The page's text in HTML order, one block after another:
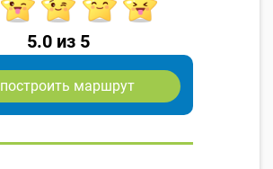
5.0 из 5
построить маршрут